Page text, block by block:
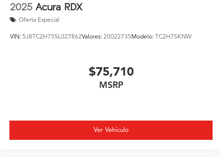
2025 Acura RDX
Oferta Especial
VIN: 5J8TC2H75SL027862Valores: 20022735Modelo: TC2H7SKNW
$75,710
MSRP
Ver Vehículo